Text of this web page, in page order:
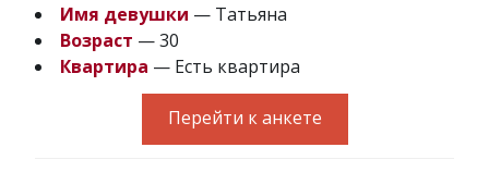
Имя девушки — Татьяна
Возраст — 30
Квартира — Есть квартира
Перейти к анкете